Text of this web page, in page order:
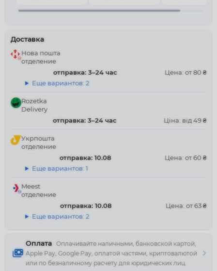
Оплата
Оплачивайте наличными, банковской картой,
Apple Pay, Google Pay, оплатой частями, криптовалютой
или по безналичному расчету для юридических лиц.
Доставка
Нова пошта
отделение
отправка: 3–24 час
Цена: от 80 ₴
Еще вариантов: 2
Rozetka
Delivery
отправка: 3–24 час
Ціна: від 49 ₴
Укрпошта
отделение
отправка: 10.08
Цена: от 60 ₴
Еще вариантов: 1
Meest
отделение
отправка: 10.08
Цена: от 63 ₴
Еще вариантов: 2